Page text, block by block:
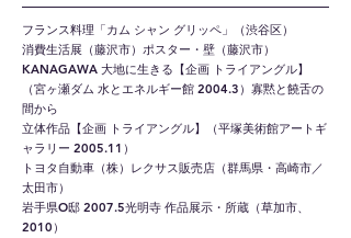
フランス料理「カム シャン グリッペ」（渋谷区）
消費生活展（藤沢市）ポスター・壁（藤沢市）
KANAGAWA 大地に生きる【企画 トライアングル】
（宮ヶ瀬ダム 水とエネルギー館 2004.3）寡黙と饒舌の
間から
立体作品【企画 トライアングル】（平塚美術館アートギ
ャラリー 2005.11）
トヨタ自動車（株）レクサス販売店（群馬県・高崎市／
太田市）
岩手県O邸 2007.5光明寺 作品展示・所蔵（草加市、
2010）